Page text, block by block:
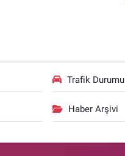
Trafik Durumu
Haber Arşivi